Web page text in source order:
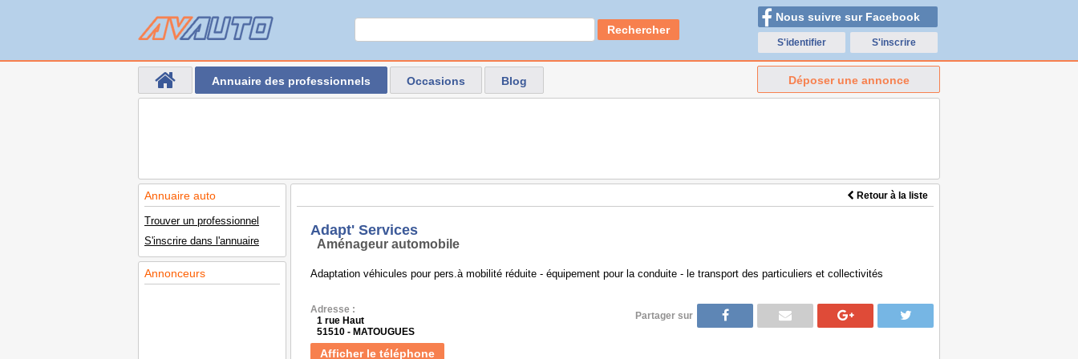
Rechercher
Nous suivre sur Facebook
S'identifier S'inscrire
Annuaire des professionnels Occasions Blog Déposer une annonce
Annuaire auto
Trouver un professionnel
S'inscrire dans l'annuaire
Annonceurs
Retour à la liste
Adapt' Services
Aménageur automobile
Adaptation véhicules pour pers.à mobilité réduite - équipement pour la conduite - le transport des particuliers et collectivités
Adresse :
1 rue Haut
51510 - MATOUGUES
Afficher le téléphone
Partager sur